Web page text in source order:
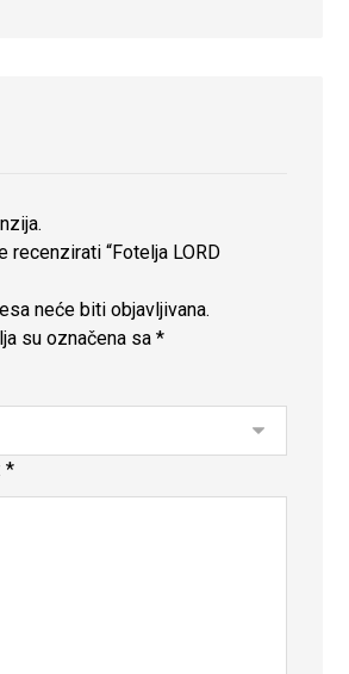
recenzirati “Fotelja LORD
neće biti objavljivana.
su označena sa*
*